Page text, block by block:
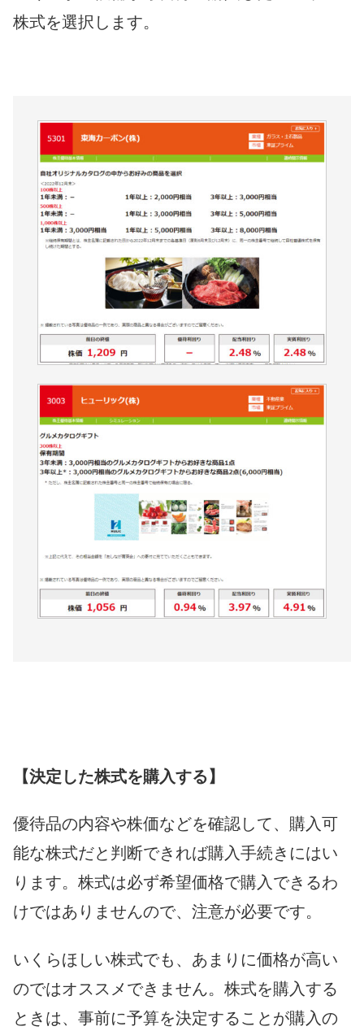
株式を選択します。
【決定した株式を購入する】
優待品の内容や株価などを確認して、購入可
能な株式だと判断できれば購入手続きにはい
ります。株式は必ず希望価格で購入できるわ
けではありませんので、注意が必要です。
いくらほしい株式でも、あまりに価格が高い
のではオススメできません。株式を購入する
ときは、事前に予算を決定することが購入の